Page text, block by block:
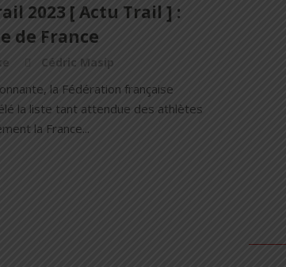
2023 [ Actu Trail ] :
de France
Cédric Masip
la Fédération française
la liste tant attendue des athlètes
la France...